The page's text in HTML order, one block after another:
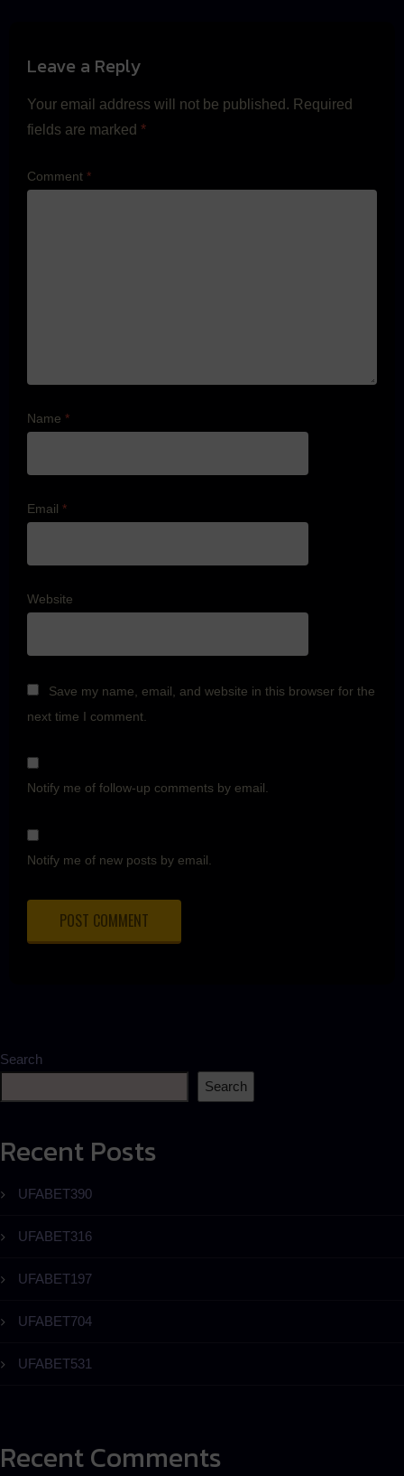
Leave a Reply
Your email address will not be published. Required
fields are marked *
Comment *
Name *
Email *
Website
Save my name, email, and website in this browser for the
next time I comment.
Notify me of follow-up comments by email.
Notify me of new posts by email.
Search
Search
Recent Posts
UFABET390
UFABET316
UFABET197
UFABET704
UFABET531
Recent Comments